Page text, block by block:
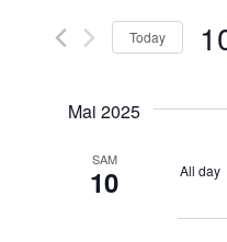
vues
par
mot-
Today
date
Mai 2025
SAM
10 All day